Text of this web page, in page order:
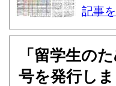
記事
「留学生の
号を発行し